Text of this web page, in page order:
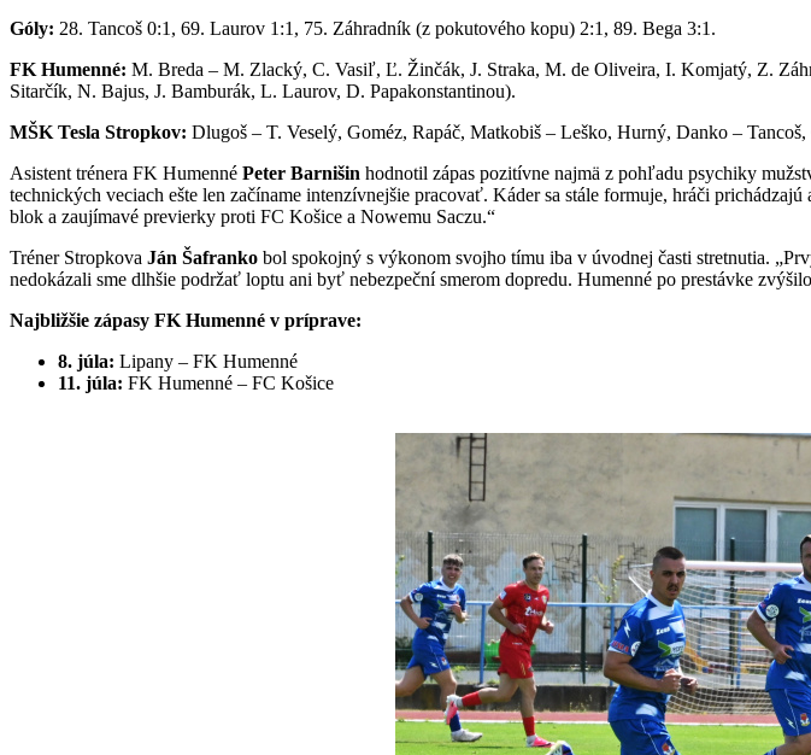
Góly: 28. Tancoš 0:1, 69. Laurov 1:1, 75. Záhradník (z pokutového kopu) 2:1, 89. Bega 3:1.
FK Humenné: M. Breda – M. Zlacký, C. Vasiľ, Ľ. Žinčák, J. Straka, M. de Oliveira, I. Komjatý, Z.
Sitarčík, N. Bajus, J. Bamburák, L. Laurov, D. Papakonstantinou).
MŠK Tesla Stropkov: Dlugoš – T. Veselý, Goméz, Rapáč, Matkobiš – Leško, Hurný, Danko –
Asistent trénera FK Humenné Peter Barnišin hodnotil zápas pozitívne najmä z pohľadu psychiky
technických veciach ešte len začíname intenzívnejšie pracovať. Káder sa stále formuje, hráči
blok a zaujímavé previerky proti FC Košice a Nowemu Saczu.“
Tréner Stropkova Ján Šafranko bol spokojný s výkonom svojho tímu iba v úvodnej časti stretnutia.
nedokázali sme dlhšie podržať loptu ani byť nebezpeční smerom dopredu. Humenné po prestávke
Najbližšie zápasy FK Humenné v príprave:
8. júla: Lipany – FK Humenné
11. júla: FK Humenné – FC Košice